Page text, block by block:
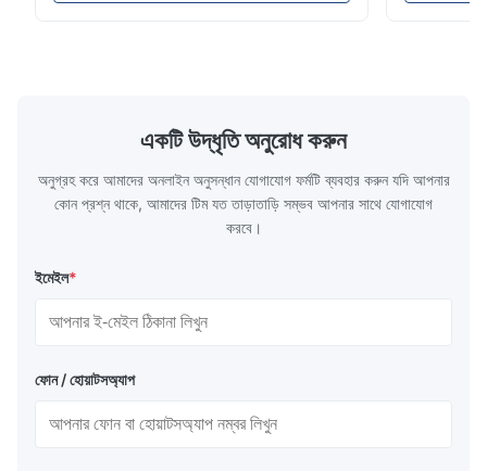
একটি উদ্ধৃতি অনুরোধ করুন
অনুগ্রহ করে আমাদের অনলাইন অনুসন্ধান যোগাযোগ ফর্মটি ব্যবহার করুন যদি আপনার
কোন প্রশ্ন থাকে, আমাদের টিম যত তাড়াতাড়ি সম্ভব আপনার সাথে যোগাযোগ
করবে।
ইমেইল*
ফোন / হোয়াটসঅ্যাপ